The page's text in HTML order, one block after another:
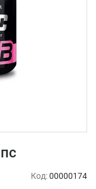
Код:00000174